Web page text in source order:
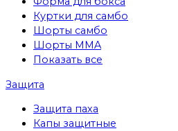
Куртки для самбо
Шорты самбо
Шорты MMA
Показать все
Защита
Защита паха
Капы защитные